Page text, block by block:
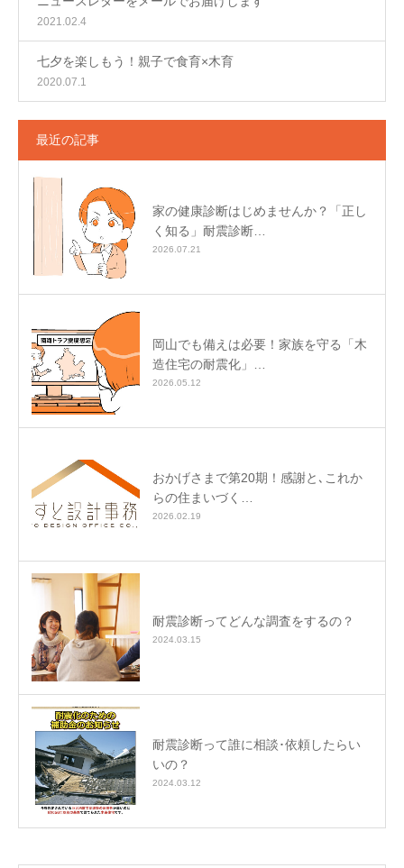
2021.02.4
七夕を楽しもう！親子で食育×木育
2020.07.1
最近の記事
家の健康診断はじめませんか？「正し
く知る」耐震診断…
2026.07.21
岡山でも備えは必要！家族を守る「木
造住宅の耐震化」…
2026.05.12
おかげさまで第20期！感謝と､これか
らの住まいづく…
2026.02.19
耐震診断ってどんな調査をするの？
2024.03.15
耐震診断って誰に相談･依頼したらい
いの？
2024.03.12